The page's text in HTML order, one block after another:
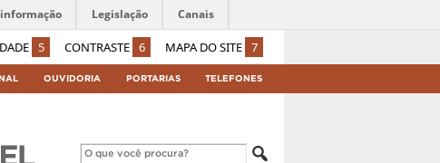
5 CONTRASTE 6 MAPA DO SITE 7
informação Legislação Canais
OUVIDORIA PORTARIAS TELEFONES